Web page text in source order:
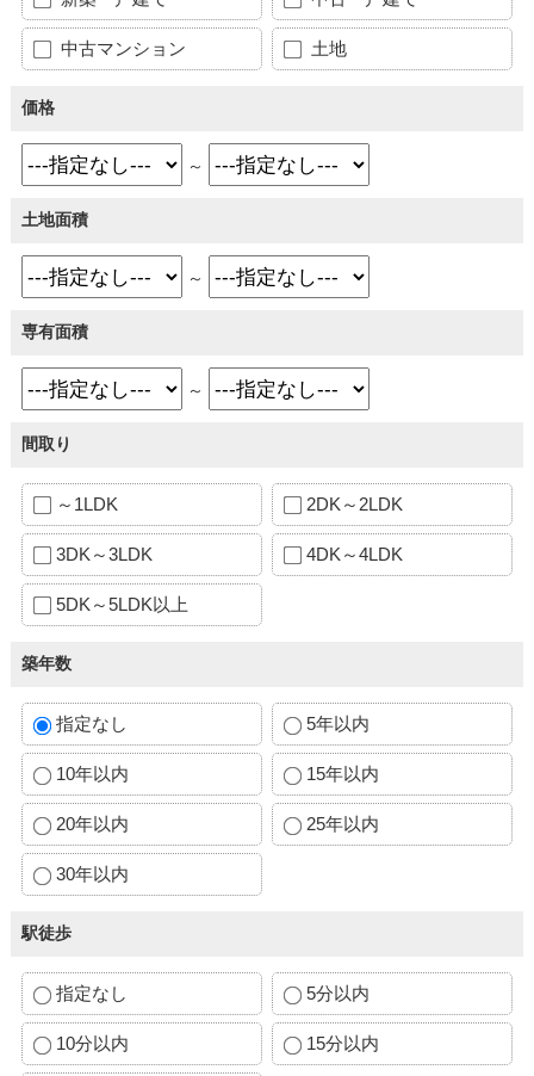
中古マンション 土地
価格
～
土地面積
～
専有面積
～
間取り
～1LDK 2DK～2LDK
3DK～3LDK 4DK～4LDK
5DK～5LDK以上
築年数
指定なし 5年以内
10年以内 15年以内
20年以内 25年以内
30年以内
駅徒歩
指定なし 5分以内
10分以内 15分以内